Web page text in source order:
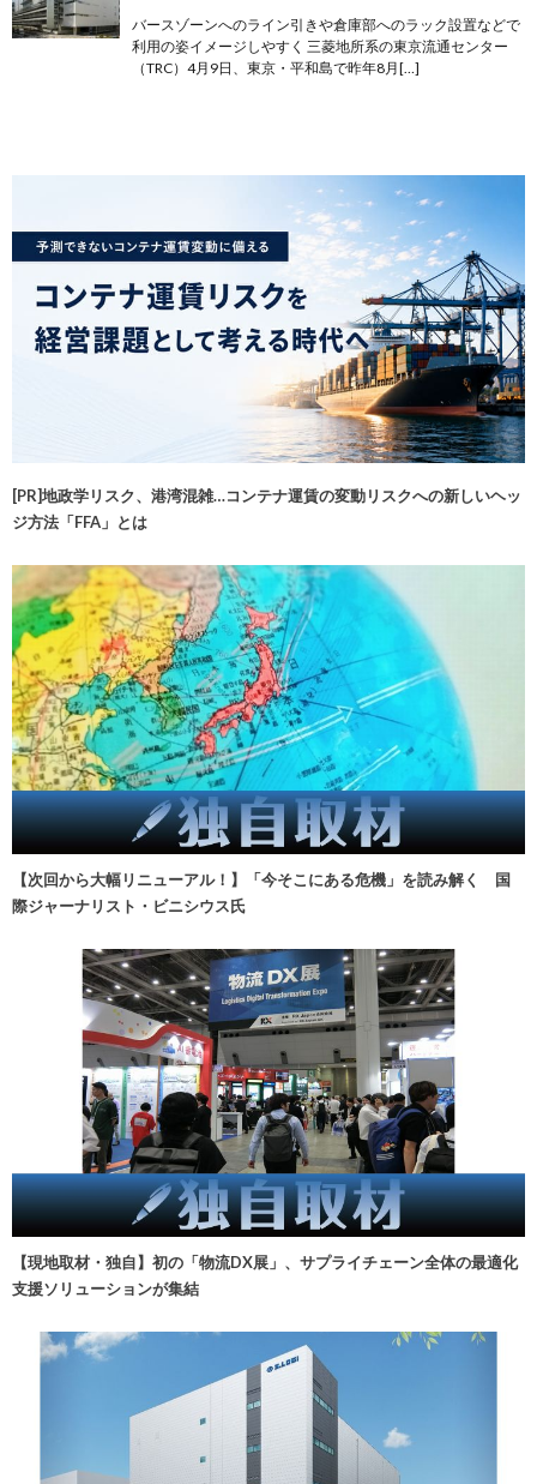
バースゾーンへのライン引きや倉庫部へのラック設置などで
利用の姿イメージしやすく 三菱地所系の東京流通センター
（TRC）4月9日、東京・平和島で昨年8月[…]
[PR]地政学リスク、港湾混雑…コンテナ運賃の変動リスクへの新しいヘッ
ジ方法「FFA」とは
【次回から大幅リニューアル！】「今そこにある危機」を読み解く 国
際ジャーナリスト・ビニシウス氏
【現地取材・独自】初の「物流DX展」、サプライチェーン全体の最適化
支援ソリューションが集結